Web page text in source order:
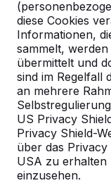
diese Cookies
Informationen,
sammelt,
übermittelt und
sind im Regelfall
an mehrere
US Privacy
Privacy Shield-
über das
USA zu erhalten
einzusehen.
HeBlad
Diekerstraße 97
42781 Haan
Deutschland
+49 212 934